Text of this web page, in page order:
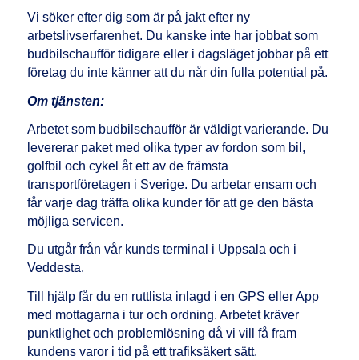
Vi söker efter dig som är på jakt efter ny
arbetslivserfarenhet. Du kanske inte har jobbat som
budbilschaufför tidigare eller i dagsläget jobbar på ett
företag du inte känner att du når din fulla potential på.
Om tjänsten:
Arbetet som budbilschaufför är väldigt varierande. Du
levererar paket med olika typer av fordon som bil,
golfbil och cykel åt ett av de främsta
transportföretagen i Sverige. Du arbetar ensam och
får varje dag träffa olika kunder för att ge den bästa
möjliga servicen.
Du utgår från vår kunds terminal i Uppsala och i
Veddesta.
Till hjälp får du en ruttlista inlagd i en GPS eller App
med mottagarna i tur och ordning. Arbetet kräver
punktlighet och problemlösning då vi vill få fram
kundens varor i tid på ett trafiksäkert sätt.